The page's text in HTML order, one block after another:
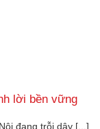
lời bền vững
đang trỗi dậy [...]